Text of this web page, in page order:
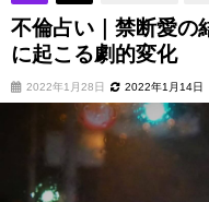
不倫占い｜禁断愛の
に起こる劇的変化
2022年1月28日 2022年1月14日